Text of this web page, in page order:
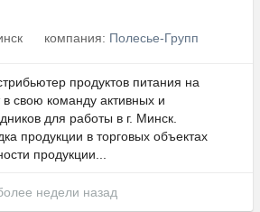
компания: Полесье-Групп
продуктов питания на
свою команду активных и
для работы в г. Минск.
продукции в торговых объектах
продукции...
недели назад